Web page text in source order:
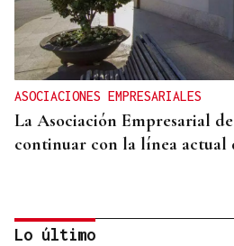
ASOCIACIONES EMPRESARIALES
La Asociación Empresarial
continuar con la línea actual
Lo último